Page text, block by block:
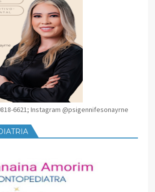
6621; Instagram @psigennifesonayrne